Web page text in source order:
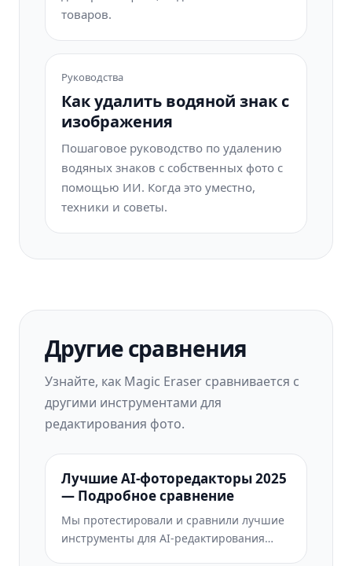
товаров.
Руководства
Как удалить водяной знак с
изображения
Пошаговое руководство по удалению
водяных знаков с собственных фото с
помощью ИИ. Когда это уместно,
техники и советы.
Другие сравнения
Узнайте, как Magic Eraser сравнивается с
другими инструментами для
редактирования фото.
Лучшие AI-фоторедакторы 2025
— Подробное сравнение
Мы протестировали и сравнили лучшие
инструменты для AI-редактирования